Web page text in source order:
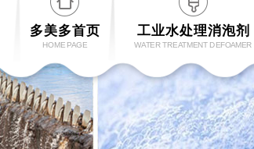
多美多首页
HOME PAGE
工业水处理消泡剂
WATER TREATMENT DEFOAMER